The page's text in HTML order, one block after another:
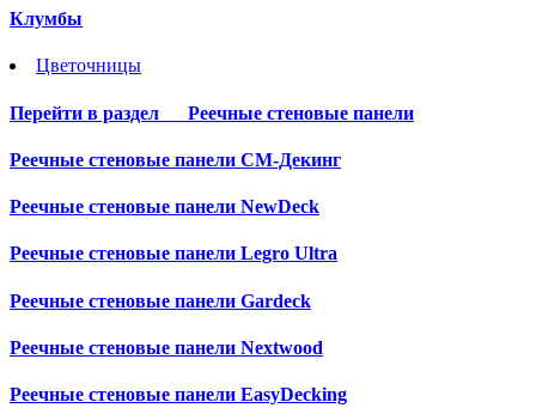
Клумбы
Цветочницы
Перейти в раздел Реечные стеновые панели
Реечные стеновые панели СМ-Декинг
Реечные стеновые панели NewDeck
Реечные стеновые панели Legro Ultra
Реечные стеновые панели Gardeck
Реечные стеновые панели Nextwood
Реечные стеновые панели EasyDecking